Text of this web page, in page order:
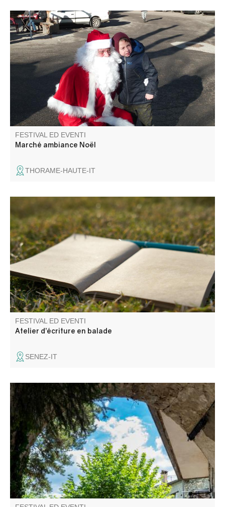
Ambiance féerique sur la place du village. Marché
gourmand, décoration et jouets.
FESTIVAL ED EVENTI
Marché ambiance Noël
THORAME-HAUTE-IT
Entre ciel, pierres et chemins, venez cueillir les mots là où
le paysage les murmure. La CCAPV vous invite à un
atelier mêlant balade et temps d’écriture, pour explorer le
territoire autrement et laisser émerger votre expression.
FESTIVAL ED EVENTI
Atelier d’écriture en balade
SENEZ-IT
Arroccato a 700 metri di altitudine nella valle del Vaïre,
Annot può essere scoperto attraverso i mestieri e le abilità
di un tempo. L'acqua, risorsa essenziale, era la linfa vitale
di mulini, lavatoi e laboratori, al centro di un'ingegnosa
economia locale.